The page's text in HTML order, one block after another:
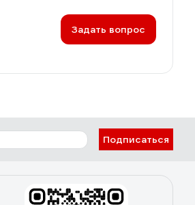
Задать вопрос
Подписаться